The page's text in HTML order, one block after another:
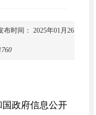
布时间： 2025年01月26
政府信息公开